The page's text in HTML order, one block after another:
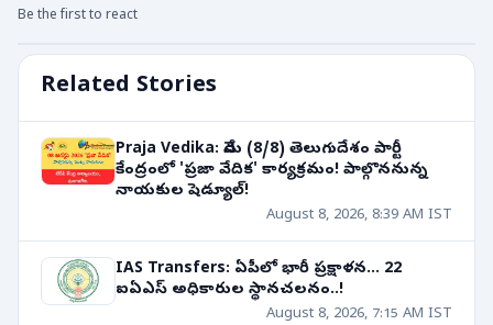
Related Stories
Praja Vedika: నేడు (8/8) తెలుగుదేశం పార్టీ
కేంద్రంలో 'ప్రజా వేదిక' కార్యక్రమం! పాల్గొననున్న
నాయకుల షెడ్యూల్!
August 8, 2026, 8:39 AM IST
IAS Transfers: ఏపీలో భారీ ప్రక్షాళన... 22
ఐఏఎస్ అధికారుల స్థానచలనం..!
August 8, 2026, 7:15 AM IST
Be the first to react